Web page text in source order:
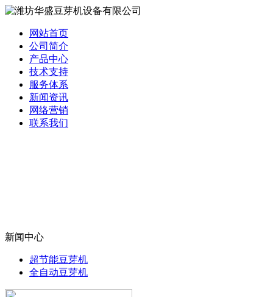
网站首页
公司简介
产品中心
技术支持
服务体系
新闻资讯
网络营销
联系我们
新闻中心
超节能豆芽机
全自动豆芽机